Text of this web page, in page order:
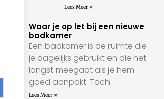
Lees Meer »
Waar je op let bij een nieuwe
badkamer
Een badkamer is de ruimte die
je dagelijks gebruikt en die het
langst meegaat als je hem
goed aanpakt. Toch
Lees Meer »